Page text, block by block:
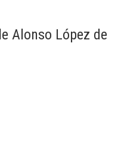
Alonso López de